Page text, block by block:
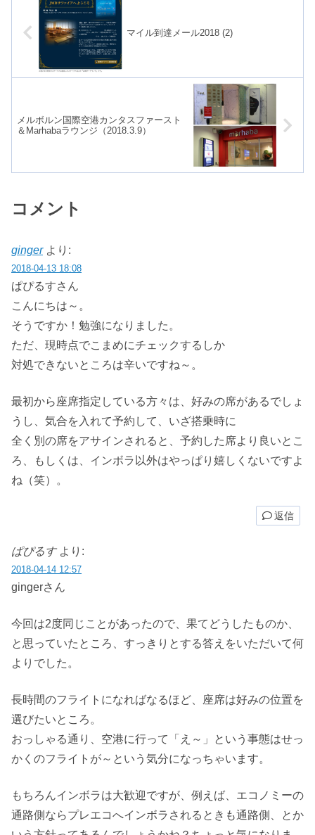
マイル到達メール2018 (2)
メルボルン国際空港カンタスファースト
＆Marhabaラウンジ（2018.3.9）
コメント
ginger より:
2018-04-13 18:08
ぱぴるすさん
こんにちは～。
そうですか！勉強になりました。
ただ、現時点でこまめにチェックするしか
対処できないところは辛いですね～。
最初から座席指定している方々は、好みの席があるでしょ
うし、気合を入れて予約して、いざ搭乗時に
全く別の席をアサインされると、予約した席より良いとこ
ろ、もしくは、インボラ以外はやっぱり嬉しくないですよ
ね（笑）。
返信
ぱぴるす より:
2018-04-14 12:57
gingerさん
今回は2度同じことがあったので、果てどうしたものか、
と思っていたところ、すっきりとする答えをいただいて何
よりでした。
長時間のフライトになればなるほど、座席は好みの位置を
選びたいところ。
おっしゃる通り、空港に行って「え～」という事態はせっ
かくのフライトが～という気分になっちゃいます。
もちろんインボラは大歓迎ですが、例えば、エコノミーの
通路側ならプレエコへインボラされるときも通路側、とか